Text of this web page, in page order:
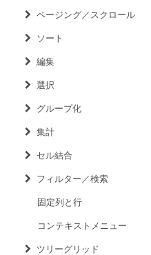
ページング／スクロール
ソート
編集
選択
グループ化
集計
セル結合
フィルター／検索
固定列と行
コンテキストメニュー
ツリーグリッド